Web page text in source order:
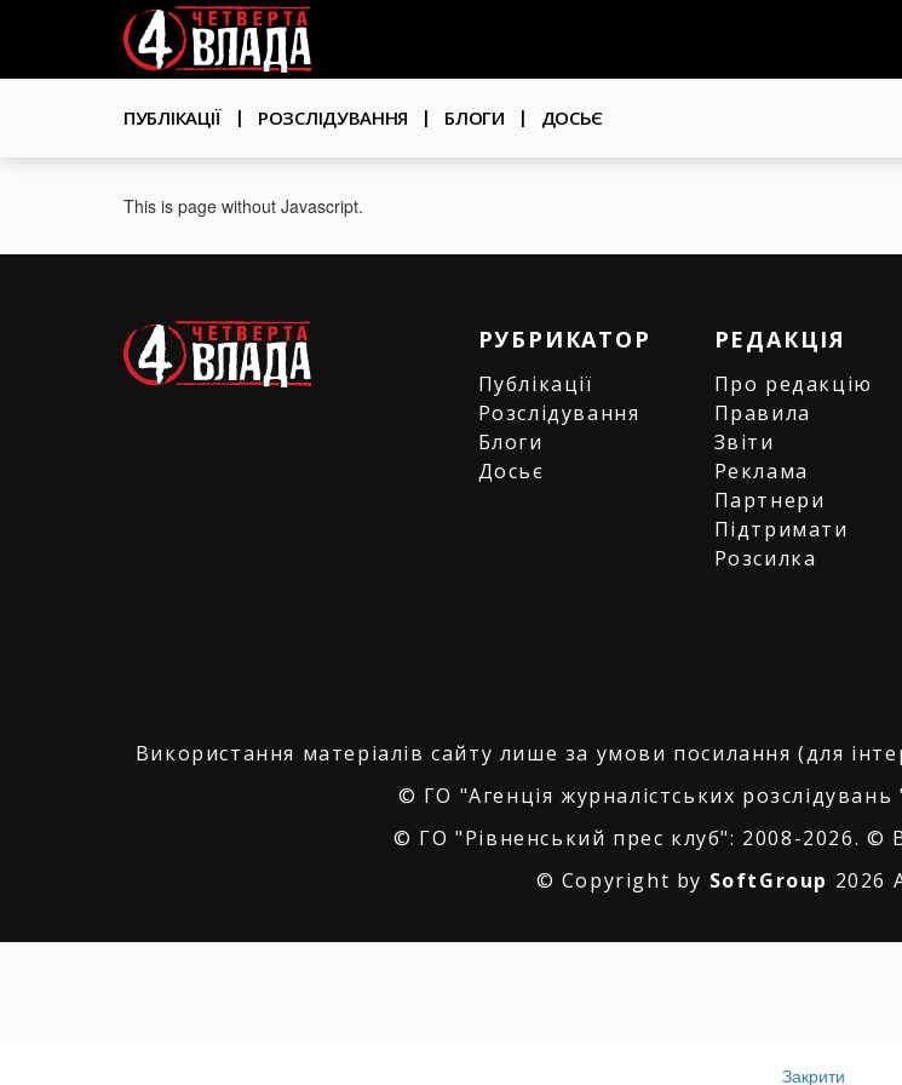
вмісту
User
account
menu
Основна
навіґація
ПУБЛІКАЦІЇ РОЗСЛІДУВАННЯ БЛОГИ ДОСЬЄ
This is page without Javascript.
РУБРИКАТОР
Публікації
Розслідування
Блоги
Досьє
РЕДАКЦІЯ
Про редакцію
Правила
Звіти
Реклама
Партнери
Підтримати
Розсилка
Використання матеріалів сайту лише за умови посилання (для
© ГО "Агенція журналістських
© ГО "Рівненський прес клуб": 2008-2026. ©
© Copyright by SoftGroup 2026
Закрити